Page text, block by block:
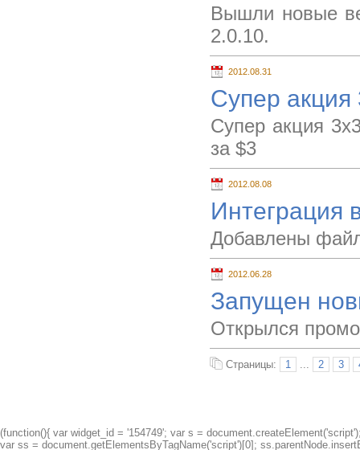
Вышли новые
2.0.10.
2012.08.31
Супер акция
Супер акция
за $3
2012.08.08
Интеграция
Добавлены
2012.06.28
Запущен
Открылся
Страницы: 1 ... 2 3
(function(){ var widget_id = '154749'; var s =
var ss = document.getElementsByTagName('script')[0];